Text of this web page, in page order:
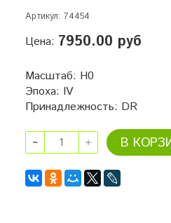
Артикул: 74454
Цена: 7950.00 руб
Масштаб: H0
Эпоха: IV
Принадлежность: DR
В